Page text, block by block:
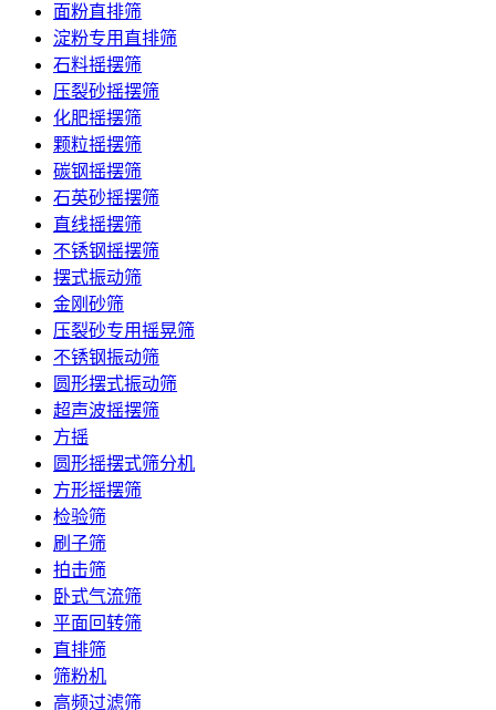
面粉直排筛
淀粉专用直排筛
石料摇摆筛
压裂砂摇摆筛
化肥摇摆筛
颗粒摇摆筛
碳钢摇摆筛
石英砂摇摆筛
直线摇摆筛
不锈钢摇摆筛
摆式振动筛
金刚砂筛
压裂砂专用摇晃筛
不锈钢振动筛
圆形摆式振动筛
超声波摇摆筛
方摇
圆形摇摆式筛分机
方形摇摆筛
检验筛
刷子筛
拍击筛
卧式气流筛
平面回转筛
直排筛
筛粉机
高频过滤筛